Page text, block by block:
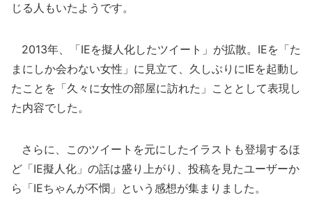
じる人もいたようです。
2013年、「IEを擬人化したツイート」が拡散。IEを「た
まにしか会わない女性」に見立て、久しぶりにIEを起動し
たことを「久々に女性の部屋に訪れた」こととして表現し
た内容でした。
さらに、このツイートを元にしたイラストも登場するほ
ど「IE擬人化」の話は盛り上がり、投稿を見たユーザーか
ら「IEちゃんが不憫」という感想が集まりました。